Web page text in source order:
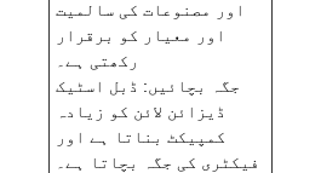
اور مصنوعات کی سالمیت
اور معیار کو برقرار
رکھتی ہے۔
جگہ بچائیں: ڈبل اسٹیک
ڈیزائن لائن کو زیادہ
کمپیکٹ بناتا ہے اور
فیکٹری کی جگہ بچاتا ہے۔